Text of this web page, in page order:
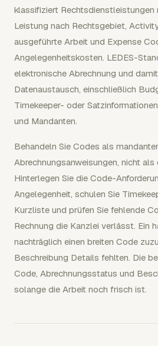
klassifiziert
Leistung nach Rechtsgebiet,
ausgeführte Arbeit und Expense
Angelegenheitskosten. LEDES-
elektronische Abrechnung und
Datenaustausch, einschließlich
Timekeeper- oder
und Mandanten.
Behandeln Sie Codes als
Abrechnungsanweisungen, nicht
Hinterlegen Sie die Code-
Angelegenheit, schulen Sie
Kurzliste und prüfen Sie fehlende
Rechnung die Kanzlei verlässt. Ein
nachträglich einen breiten Code
Beschreibung Details fehlten. Die
Code, Abrechnungsstatus und
solange die Arbeit noch frisch ist.